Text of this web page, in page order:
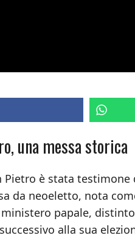
una messa storica
Pietro è stata
da neoeletto, nota
papale,
alla sua